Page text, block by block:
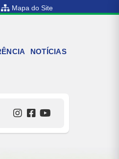
Mapa do Site
NOTÍCIAS